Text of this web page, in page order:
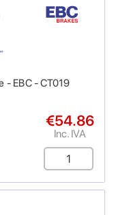
- EBC - CT019
€54.86
Inc. IVA